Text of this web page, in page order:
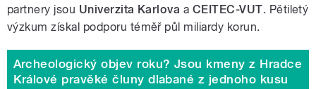
partnery jsou Univerzita Karlova a CEITEC-VUT. Pětiletý
výzkum získal podporu téměř půl miliardy korun.
Archeologický objev roku? Jsou kmeny z Hradce
Králové pravěké čluny dlabané z jednoho kusu